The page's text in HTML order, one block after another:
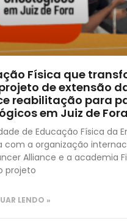
Física que
de extensão
reabilitação para
em Juiz de Fora
de Educação Física da
com a organização
Alliance e a academia
projeto
LENDO »